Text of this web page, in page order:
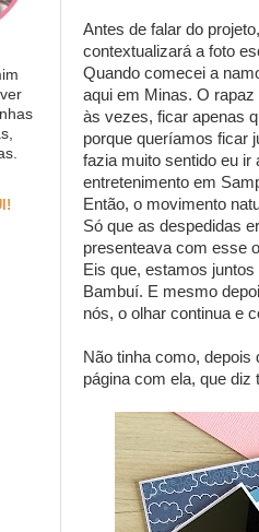
Antes de falar do
contextualizará a foto
Quando comecei a
aqui em Minas. O rapaz
às vezes, ficar apenas
porque queríamos ficar
fazia muito sentido eu ir
entretenimento em
Então, o movimento
Só que as despedidas
presenteava com esse
Eis que, estamos
Bambuí. E mesmo
nós, o olhar continua e
Não tinha como, depois
página com ela, que diz